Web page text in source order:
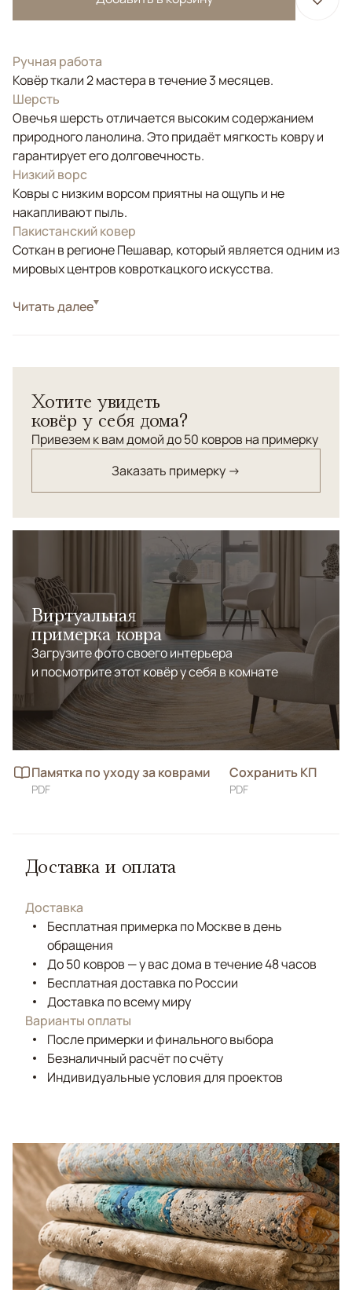
Ручная работа
Ковёр ткали 2 мастера в течение 3 месяцев.
Шерсть
Овечья шерсть отличается высоким содержанием
природного ланолина. Это придаёт мягкость ковру и
гарантирует его долговечность.
Низкий ворс
Ковры с низким ворсом приятны на ощупь и не
накапливают пыль.
Пакистанский ковер
Соткан в регионе Пешавар, который является одним из
мировых центров ковроткацкого искусства.
СтильКлассические
Пакистанский ковер "Зиглер" соткан по старинной
красителей.
Читать далее
Хотите увидеть
ковёр у себя дома?
Привезем к вам домой до 50 ковров на примерку
Заказать примерку →
Виртуальная
примерка ковра
Загрузите фото своего интерьера
и посмотрите этот ковёр у себя в комнате
Памятка по уходу за коврами
PDF
Сохранить КП
PDF
Доставка и оплата
Доставка
Бесплатная примерка по Москве в день
обращения
До 50 ковров — у вас дома в течение 48 часов
Бесплатная доставка по России
Доставка по всему миру
Варианты оплаты
После примерки и финального выбора
Безналичный расчёт по счёту
Индивидуальные условия для проектов